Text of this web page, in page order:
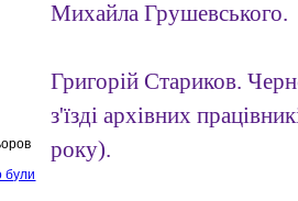
були
Михайла Грушевського.
Григорій Стариков.
з'їзді архівних
року).